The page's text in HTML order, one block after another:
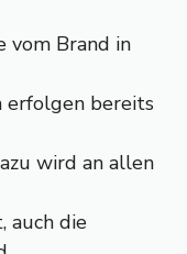
vom Brand in
erfolgen bereits
wird an allen
auch die